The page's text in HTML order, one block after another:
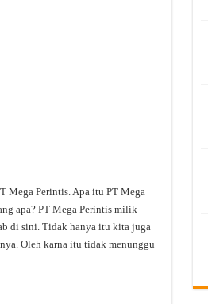
Mega Perintis. Apa itu PT Mega
apa? PT Mega Perintis milik
di sini. Tidak hanya itu kita juga
Oleh karna itu tidak menunggu